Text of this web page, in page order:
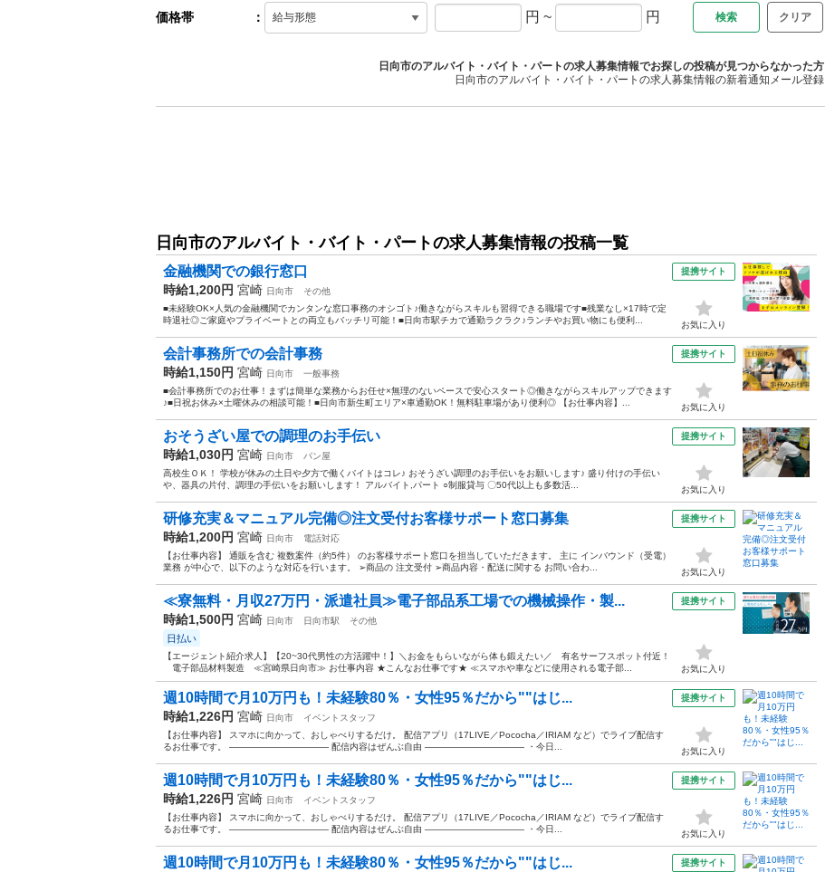
価格帯 ： 円 ~ 円 クリア
日向市のアルバイト・バイト・パートの求人募集情報でお探しの投稿が見つからなかった方
日向市のアルバイト・バイト・パートの求人募集情報の新着通知メール登録
日向市のアルバイト・バイト・パートの求人募集情報の投稿一覧
金融機関での銀行窓口
時給1,200円 宮崎 日向市
その他
■未経験OK×人気の金融機関でカンタンな窓口事務のオシゴト♪働きながらスキルも習得できる職場です■残業なし×17時で定
時退社◎ご家庭やプライベートとの両立もバッチリ可能！■日向市駅チカで通勤ラクラク♪ランチやお買い物にも便利...
提携サイト
お気に入り
会計事務所での会計事務
時給1,150円 宮崎 日向市
一般事務
■会計事務所でのお仕事！まずは簡単な業務からお任せ×無理のないペースで安心スタート◎働きながらスキルアップできます
♪■日祝お休み×土曜休みの相談可能！■日向市新生町エリア×車通勤OK！無料駐車場があり便利◎ 【お仕事内容】...
提携サイト
お気に入り
おそうざい屋での調理のお手伝い
時給1,030円 宮崎 日向市
パン屋
高校生ＯＫ！ 学校が休みの土日や夕方で働くバイトはコレ♪ おそうざい調理のお手伝いをお願いします♪ 盛り付けの手伝い
や、器具の片付、調理の手伝いをお願いします！ アルバイト,パート ○制服貸与 〇50代以上も多数活...
提携サイト
お気に入り
研修充実＆マニュアル完備◎注文受付お客様サポート窓口募集
時給1,200円 宮崎 日向市
電話対応
【お仕事内容】 通販を含む 複数案件（約5件） のお客様サポート窓口を担当していただきます。 主に インバウンド（受電）
業務 が中心で、以下のような対応を行います。 ➢商品の 注文受付 ➢商品内容・配送に関する お問い合わ...
提携サイト
お気に入り
≪寮無料・月収27万円・派遣社員≫電子部品系工場での機械操作・製...
時給1,500円 宮崎 日向市 日向市駅 その他
日払い
【エージェント紹介求人】【20~30代男性の方活躍中！】＼お金をもらいながら体も鍛えたい／ 有名サーフスポット付近！
電子部品材料製造 ≪宮崎県日向市≫ お仕事内容 ★こんなお仕事です★ ≪スマホや車などに使用される電子部...
提携サイト
お気に入り
週10時間で月10万円も！未経験80％・女性95％だから""はじ...
時給1,226円 宮崎 日向市
イベントスタッフ
【お仕事内容】 スマホに向かって、おしゃべりするだけ。 配信アプリ（17LIVE／Pococha／IRIAM など）でライブ配信す
るお仕事です。 ——————————— 配信内容はぜんぶ自由 ——————————— ・今日...
提携サイト
お気に入り
週10時間で月10万円も！未経験80％・女性95％だから""はじ...
時給1,226円 宮崎 日向市
イベントスタッフ
【お仕事内容】 スマホに向かって、おしゃべりするだけ。 配信アプリ（17LIVE／Pococha／IRIAM など）でライブ配信す
るお仕事です。 ——————————— 配信内容はぜんぶ自由 ——————————— ・今日...
提携サイト
お気に入り
週10時間で月10万円も！未経験80％・女性95％だから""はじ... 提携サイト